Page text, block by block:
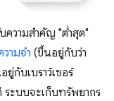
ความสำคัญ "ต่ำสุด"
ามจำ (ขึ้นอยู่กับว่า
กับเบราว์เซอร์
ะบบจะเก็บทรัพยากร